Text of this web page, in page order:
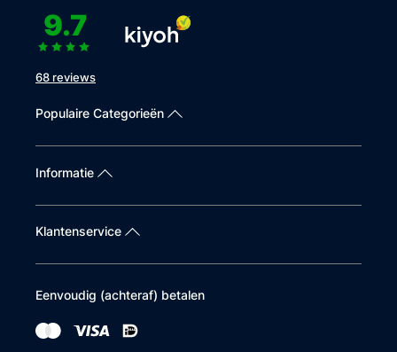
9.7
68 reviews
Populaire Categorieën
Informatie
Klantenservice
Eenvoudig (achteraf) betalen